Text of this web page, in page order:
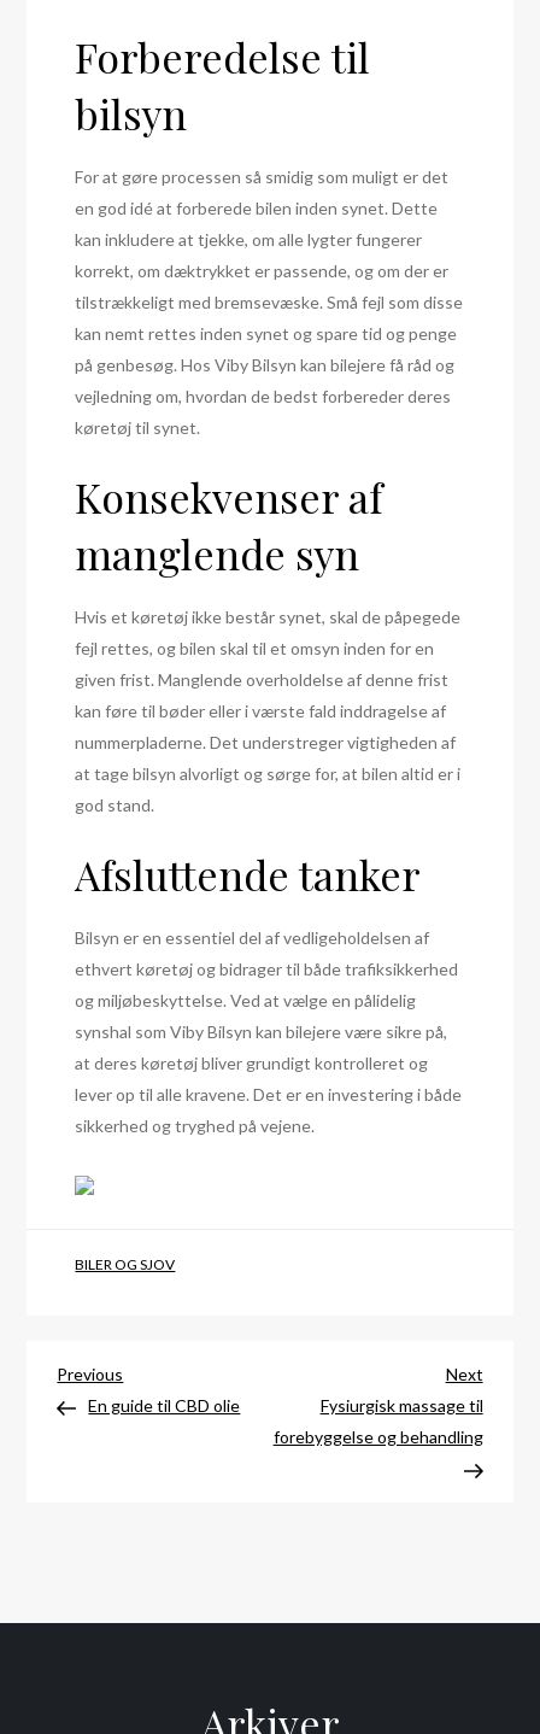
Forberedelse til
bilsyn
For at gøre processen så smidig som muligt er det
en god idé at forberede bilen inden synet. Dette
kan inkludere at tjekke, om alle lygter fungerer
korrekt, om dæktrykket er passende, og om der er
tilstrækkeligt med bremsevæske. Små fejl som disse
kan nemt rettes inden synet og spare tid og penge
på genbesøg. Hos Viby Bilsyn kan bilejere få råd og
vejledning om, hvordan de bedst forbereder deres
køretøj til synet.
Konsekvenser af
manglende syn
Hvis et køretøj ikke består synet, skal de påpegede
fejl rettes, og bilen skal til et omsyn inden for en
given frist. Manglende overholdelse af denne frist
kan føre til bøder eller i værste fald inddragelse af
nummerpladerne. Det understreger vigtigheden af
at tage bilsyn alvorligt og sørge for, at bilen altid er i
god stand.
Afsluttende tanker
Bilsyn er en essentiel del af vedligeholdelsen af
ethvert køretøj og bidrager til både trafiksikkerhed
og miljøbeskyttelse. Ved at vælge en pålidelig
synshal som Viby Bilsyn kan bilejere være sikre på,
at deres køretøj bliver grundigt kontrolleret og
lever op til alle kravene. Det er en investering i både
sikkerhed og tryghed på vejene.
BILER OG SJOV
Indlægsnavigation
Previous
Post
Previous
En guide til CBD olie
Next
Post
Next
Fysiurgisk massage til
forebyggelse og behandling